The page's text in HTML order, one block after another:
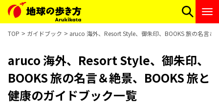
TOP ガイドブック aruco 海外、Resort Style、御朱印、BOOKS 旅の名言
aruco 海外、Resort Style、御朱印、
BOOKS 旅の名言＆絶景、BOOKS 旅と
健康のガイドブック一覧